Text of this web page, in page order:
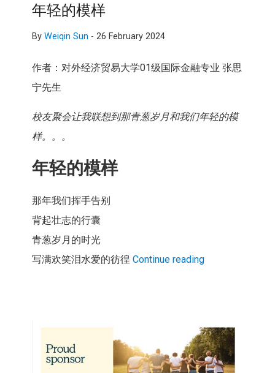
年轻的模样
By Weiqin Sun - 26 February 2024
作者：对外经济贸易大学01级国际金融专业 张思
宁先生
校友聚会让我联想到那青葱岁月和我们年轻的模
样。。。
年轻的模样
那年我们挥手告别
背起壮志的行囊
青葱岁月的时光
写满欢笑泪水爱的彷徨 Continue reading